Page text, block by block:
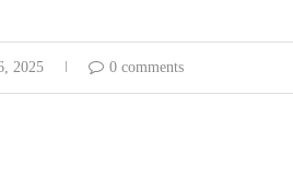
2025 0 comments